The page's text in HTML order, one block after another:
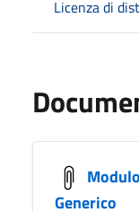
Licenza di
Generico